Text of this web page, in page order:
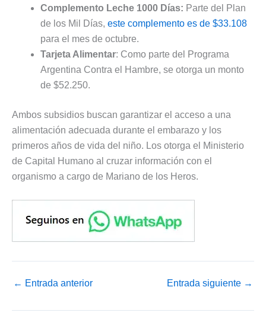
Complemento Leche 1000 Días: Parte del Plan
de los Mil Días, este complemento es de $33.108
para el mes de octubre.
Tarjeta Alimentar: Como parte del Programa
Argentina Contra el Hambre, se otorga un monto
de $52.250.
Ambos subsidios buscan garantizar el acceso a una
alimentación adecuada durante el embarazo y los
primeros años de vida del niño. Los otorga el Ministerio
de Capital Humano al cruzar información con el
organismo a cargo de Mariano de los Heros.
← Entrada anterior Entrada siguiente →